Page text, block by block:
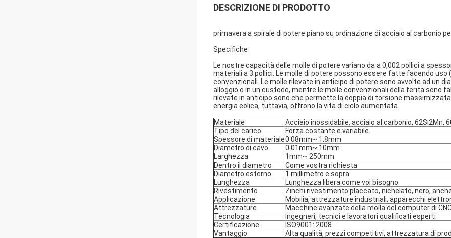
DESCRIZIONE DI PRODOTTO
primavera a spirale di potere piano su ordinazione di acciaio al carbonio
Specifiche
Le nostre capacità delle molle di potere variano da a 0,002 pollici a
materiali a 3 pollici. Le molle di potere possono essere fatte facendo
convenzionali. Le molle rilevate in anticipo di potere sono avvolte ad un
alloggio o in un custode, mentre le molle convenzionali della ferita sono
rilevate in anticipo sono che permette la coppia di torsione
energia eolica, tuttavia, offrono la vita di ciclo aumentata.
Materiale
Acciaio inossidabile, acciaio al carbonio, 62Si2Mn,
Tipo del carico
Forza costante e variabile
Spessore di materiale0.08mm~ 1.8mm
Diametro di cavo
0.01mm~ 10mm
Larghezza
1mm~ 250mm
Dentro il diametro
Come vostra richiesta
Diametro esterno
1 millimetro e sopra.
Lunghezza
Lunghezza libera come voi bisogno
Rivestimento
Zinchi rivestimento placcato, nichelato, nero,
Applicazione
Mobilia, attrezzature industriali, apparecchi
Attrezzature
Macchine avanzate della molla del computer di
Tecnologia
Ingegneri, tecnici e lavoratori qualificati esperti
Certificazione
ISO9001: 2008
Vantaggio
Alta qualità, prezzi competitivi, attrezzatura di